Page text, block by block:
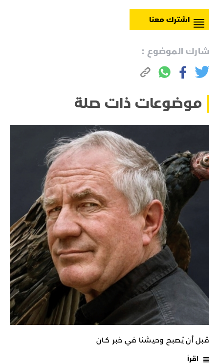
اشترك معنا
شارك الموضوع :
موضوعات ذات صلة
قبل أن يُصبح وحيشنا في خبر كـان
اقرأ